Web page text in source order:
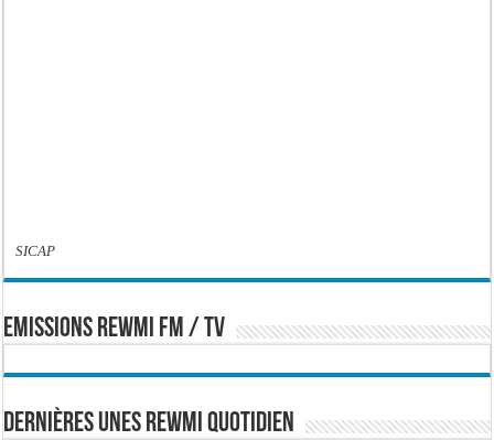
SICAP
EMISSIONS REWMI FM / TV
Dernières Unes Rewmi Quotidien